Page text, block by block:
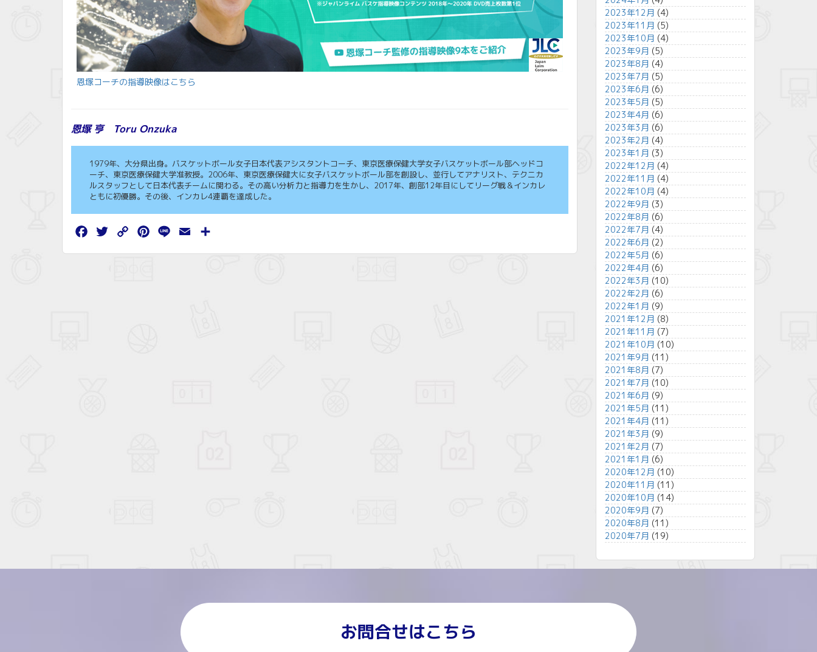
恩塚コーチの指導映像はこちら
恩塚 亨 Toru Onzuka
1979年、大分県出身。バスケットボール女子日本代表アシスタントコーチ、東京医療保健大学女子バスケットボール部ヘッドコ
ーチ、東京医療保健大学准教授。2006年、東京医療保健大に女子バスケットボール部を創設し、並行してアナリスト、テクニカ
ルスタッフとして日本代表チームに関わる。その高い分析力と指導力を生かし、2017年、創部12年目にしてリーグ戦＆インカレ
ともに初優勝。その後、インカレ4連覇を達成した。
FacebookTwitter
Copy
Pinterest
Line Email
2023年12月 (4)
2023年11月 (5)
2023年10月 (4)
2023年9月 (5)
2023年8月 (4)
2023年7月 (5)
2023年6月 (6)
2023年5月 (5)
2023年4月 (6)
2023年3月 (6)
2023年2月 (4)
2023年1月 (3)
2022年12月 (4)
2022年11月 (4)
2022年10月 (4)
2022年9月 (3)
2022年8月 (6)
2022年7月 (4)
2022年6月 (2)
2022年5月 (6)
2022年4月 (6)
2022年3月 (10)
2022年2月 (6)
2022年1月 (9)
2021年12月 (8)
2021年11月 (7)
2021年10月 (10)
2021年9月 (11)
2021年8月 (7)
2021年7月 (10)
2021年6月 (9)
2021年5月 (11)
2021年4月 (11)
2021年3月 (9)
2021年2月 (7)
2021年1月 (6)
2020年12月 (10)
2020年11月 (11)
2020年10月 (14)
2020年9月 (7)
2020年8月 (11)
2020年7月 (19)
お問合せはこちら